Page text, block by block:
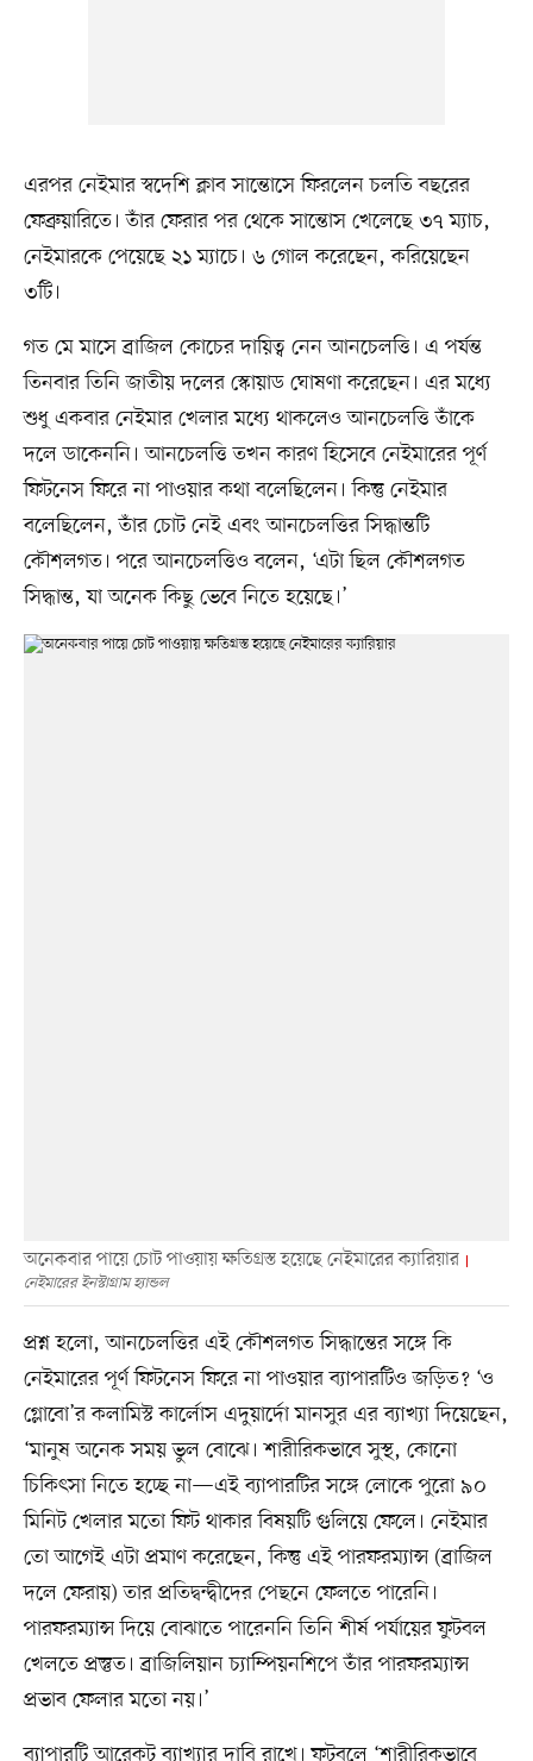
এরপর নেইমার স্বদেশি ক্লাব সান্তোসে ফিরলেন চলতি বছরের
ফেব্রুয়ারিতে। তাঁর ফেরার পর থেকে সান্তোস খেলেছে ৩৭ ম্যাচ,
নেইমারকে পেয়েছে ২১ ম্যাচে। ৬ গোল করেছেন, করিয়েছেন
৩টি।
গত মে মাসে ব্রাজিল কোচের দায়িত্ব নেন আনচেলত্তি। এ পর্যন্ত
তিনবার তিনি জাতীয় দলের স্কোয়াড ঘোষণা করেছেন। এর মধ্যে
শুধু একবার নেইমার খেলার মধ্যে থাকলেও আনচেলত্তি তাঁকে
দলে ডাকেননি। আনচেলত্তি তখন কারণ হিসেবে নেইমারের পূর্ণ
ফিটনেস ফিরে না পাওয়ার কথা বলেছিলেন। কিন্তু নেইমার
বলেছিলেন, তাঁর চোট নেই এবং আনচেলত্তির সিদ্ধান্তটি
কৌশলগত। পরে আনচেলত্তিও বলেন, ‘এটা ছিল কৌশলগত
সিদ্ধান্ত, যা অনেক কিছু ভেবে নিতে হয়েছে।’
অনেকবার পায়ে চোট পাওয়ায় ক্ষতিগ্রস্ত হয়েছে নেইমারের ক্যারিয়ার
নেইমারের ইনস্টাগ্রাম হ্যান্ডল
প্রশ্ন হলো, আনচেলত্তির এই কৌশলগত সিদ্ধান্তের সঙ্গে কি
নেইমারের পূর্ণ ফিটনেস ফিরে না পাওয়ার ব্যাপারটিও জড়িত? ‘ও
গ্লোবো’র কলামিস্ট কার্লোস এদুয়ার্দো মানসুর এর ব্যাখ্যা দিয়েছেন,
‘মানুষ অনেক সময় ভুল বোঝে। শারীরিকভাবে সুস্থ, কোনো
চিকিৎসা নিতে হচ্ছে না—এই ব্যাপারটির সঙ্গে লোকে পুরো ৯০
মিনিট খেলার মতো ফিট থাকার বিষয়টি গুলিয়ে ফেলে। নেইমার
তো আগেই এটা প্রমাণ করেছেন, কিন্তু এই পারফরম্যান্স (ব্রাজিল
দলে ফেরায়) তার প্রতিদ্বন্দ্বীদের পেছনে ফেলতে পারেনি।
পারফরম্যান্স দিয়ে বোঝাতে পারেননি তিনি শীর্ষ পর্যায়ের ফুটবল
খেলতে প্রস্তুত। ব্রাজিলিয়ান চ্যাম্পিয়নশিপে তাঁর পারফরম্যান্স
প্রভাব ফেলার মতো নয়।’
ব্যাপারটি আরেকটু ব্যাখ্যার দাবি রাখে। ফুটবলে ‘শারীরিকভাবে